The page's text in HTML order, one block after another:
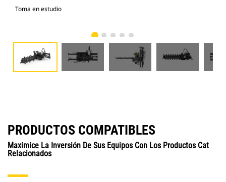
Toma en estudio
PRODUCTOS COMPATIBLES
Maximice La Inversión De Sus Equipos Con Los Productos Cat
Relacionados